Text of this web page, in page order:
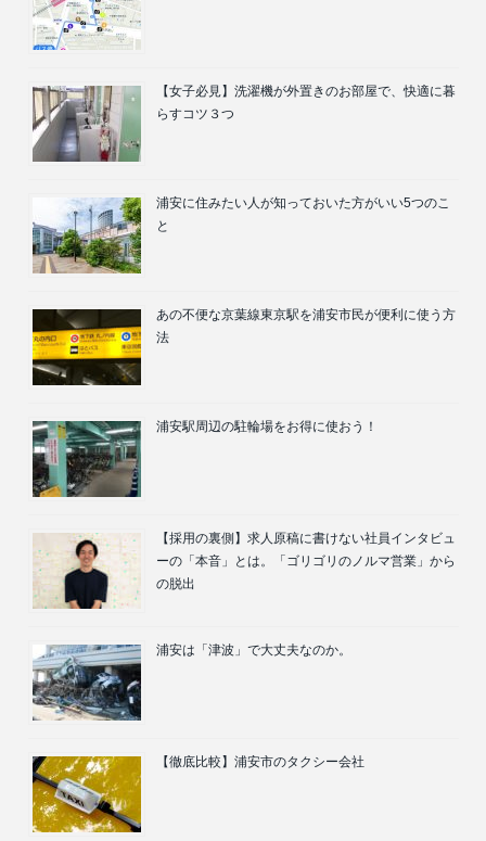
【女子必見】洗濯機が外置きのお部屋で、快適に暮
らすコツ３つ
浦安に住みたい人が知っておいた方がいい5つのこ
と
あの不便な京葉線東京駅を浦安市民が便利に使う方
法
浦安駅周辺の駐輪場をお得に使おう！
【採用の裏側】求人原稿に書けない社員インタビュ
ーの「本音」とは。「ゴリゴリのノルマ営業」から
の脱出
浦安は「津波」で大丈夫なのか。
【徹底比較】浦安市のタクシー会社